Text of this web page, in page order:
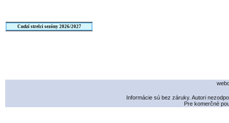
Cudzí strelci sezóny 2026/2027
Informácie sú bez záruky. Autori
Pre komerčné